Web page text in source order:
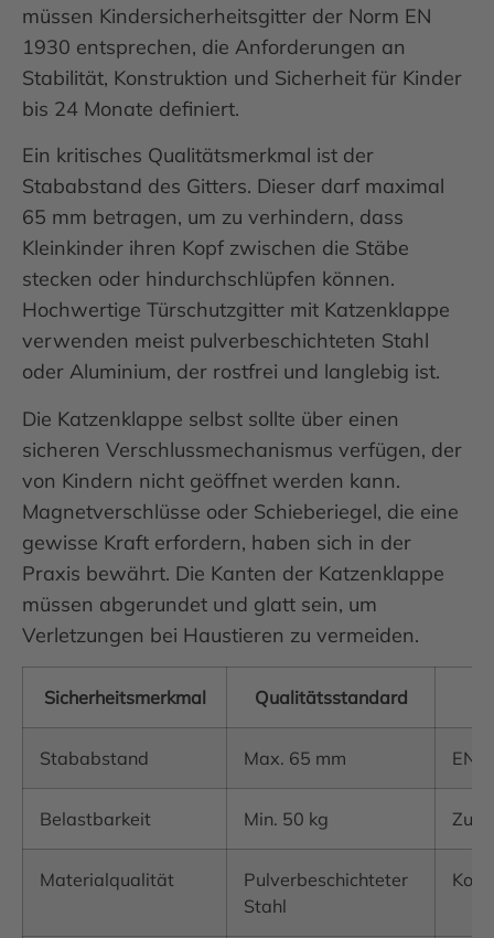
müssen Kindersicherheitsgitter der Norm EN
1930 entsprechen, die Anforderungen an
Stabilität, Konstruktion und Sicherheit für Kinder
bis 24 Monate definiert.
Ein kritisches Qualitätsmerkmal ist der
Stababstand des Gitters. Dieser darf maximal
65 mm betragen, um zu verhindern, dass
Kleinkinder ihren Kopf zwischen die Stäbe
stecken oder hindurchschlüpfen können.
Hochwertige Türschutzgitter mit Katzenklappe
verwenden meist pulverbeschichteten Stahl
oder Aluminium, der rostfrei und langlebig ist.
Die Katzenklappe selbst sollte über einen
sicheren Verschlussmechanismus verfügen, der
von Kindern nicht geöffnet werden kann.
Magnetverschlüsse oder Schieberiegel, die eine
gewisse Kraft erfordern, haben sich in der
Praxis bewährt. Die Kanten der Katzenklappe
müssen abgerundet und glatt sein, um
Verletzungen bei Haustieren zu vermeiden.
Sicherheitsmerkmal Qualitätsstandard
Stababstand Max. 65 mm EN
Belastbarkeit Min. 50 kg
Materialqualität
Pulverbeschichteter
Stahl